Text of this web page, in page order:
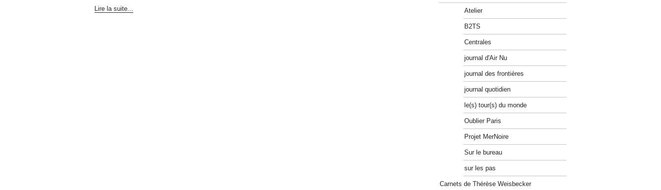
Lire la suite... Atelier
B2TS
Centrales
journal d'Air Nu
journal des frontières
journal quotidien
le(s) tour(s) du monde
Oublier Paris
Projet MerNoire
Sur le bureau
sur les pas
Carnets de Thérèse Weisbecker